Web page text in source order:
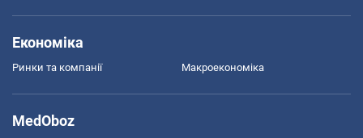
Економіка
Ринки та компанії Макроекономіка
MedOboz